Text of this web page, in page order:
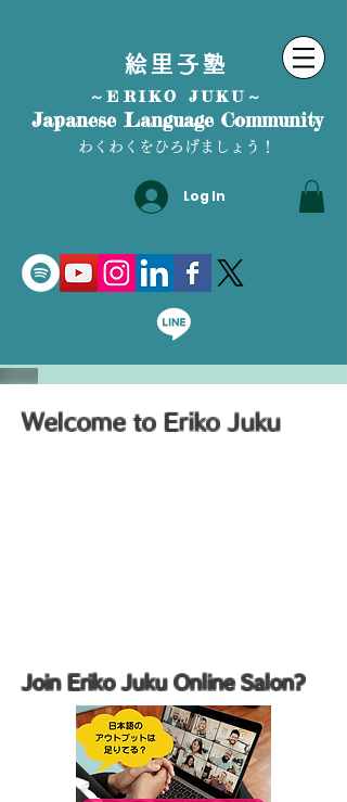
絵里子塾
～ERIKO JUKU～
Japanese Language Community
わくわくをひろげましょう！
Log In
Welcome to Eriko Juku
Join Eriko Juku Online Salon?